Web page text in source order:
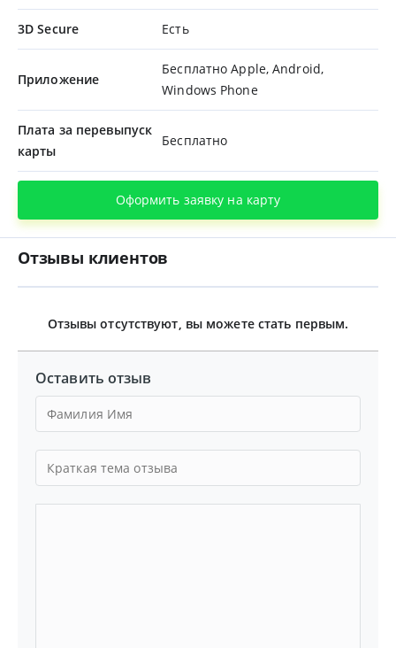
3D Secure Есть
Приложение
Бесплатно Apple, Android,
Windows Phone
Плата за перевыпуск
карты
Бесплатно
Оформить заявку на карту
Отзывы клиентов
Отзывы отсутствуют, вы можете стать первым.
Оставить отзыв